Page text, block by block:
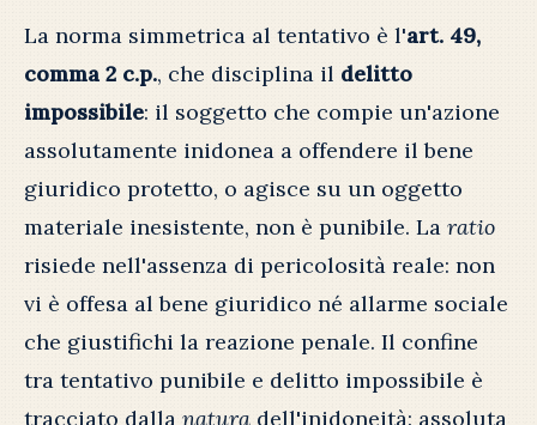
La norma simmetrica al tentativo è l'art. 49,
comma 2 c.p., che disciplina il delitto
impossibile: il soggetto che compie un'azione
assolutamente inidonea a offendere il bene
giuridico protetto, o agisce su un oggetto
materiale inesistente, non è punibile. La ratio
risiede nell'assenza di pericolosità reale: non
vi è offesa al bene giuridico né allarme sociale
che giustifichi la reazione penale. Il confine
tra tentativo punibile e delitto impossibile è
tracciato dalla natura dell'inidoneità: assoluta